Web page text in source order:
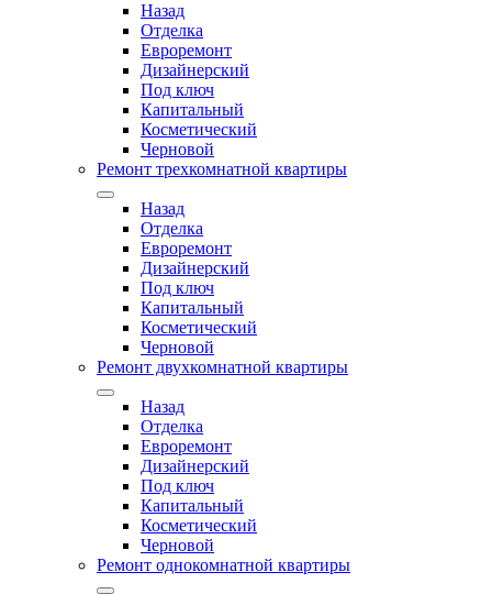
Назад
Отделка
Евроремонт
Дизайнерский
Под ключ
Капитальный
Косметический
Черновой
Ремонт трехкомнатной квартиры
Назад
Отделка
Евроремонт
Дизайнерский
Под ключ
Капитальный
Косметический
Черновой
Ремонт двухкомнатной квартиры
Назад
Отделка
Евроремонт
Дизайнерский
Под ключ
Капитальный
Косметический
Черновой
Ремонт однокомнатной квартиры